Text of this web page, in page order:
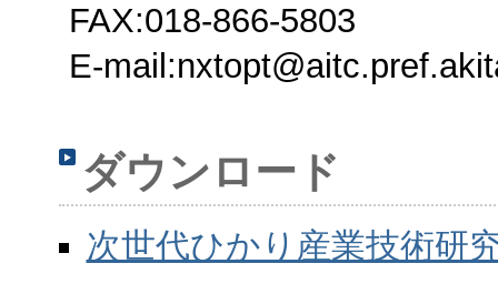
FAX:018-866-5803
E-
ダウンロード
次世代ひかり産業技術研